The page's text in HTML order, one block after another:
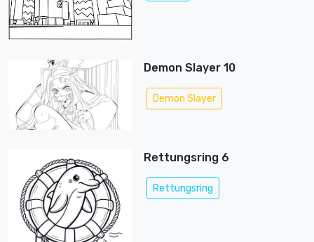
Demon Slayer 10
Demon Slayer
Rettungsring 6
Rettungsring